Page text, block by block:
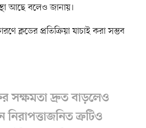
আছে বলেও জানায়।
ক্লডের প্রতিক্রিয়া যাচাই করা সম্ভব
সক্ষমতা দ্রুত বাড়লেও
ত্রুটিও